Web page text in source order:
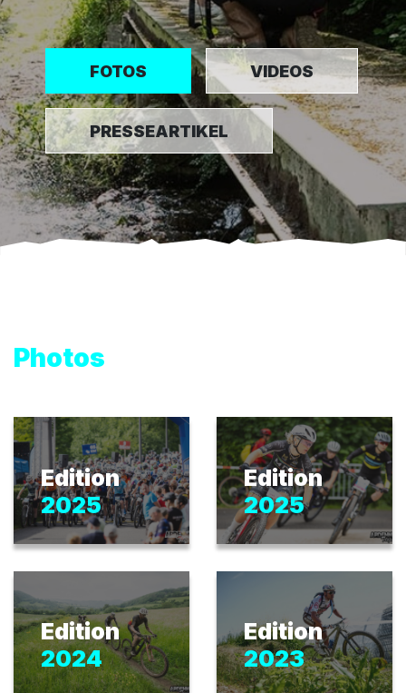
FOTOS VIDEOS
PRESSEARTIKEL
Photos
Edition
2025
Edition
2025
Edition
2024
Edition
2023